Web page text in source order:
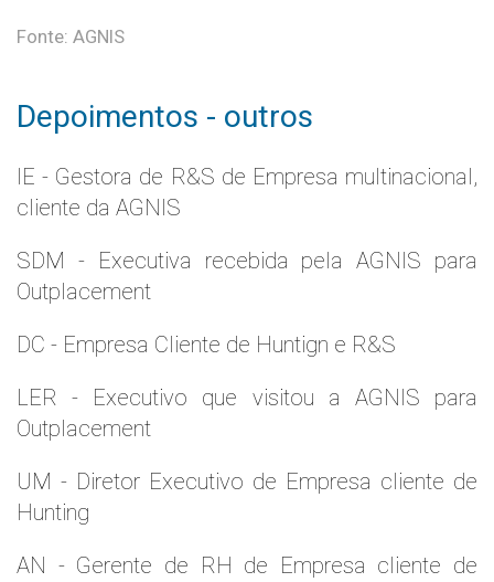
Fonte: AGNIS
Depoimentos - outros
IE - Gestora de R&S de Empresa multinacional,
cliente da AGNIS
SDM - Executiva recebida pela AGNIS para
Outplacement
DC - Empresa Cliente de Huntign e R&S
LER - Executivo que visitou a AGNIS para
Outplacement
UM - Diretor Executivo de Empresa cliente de
Hunting
AN - Gerente de RH de Empresa cliente de